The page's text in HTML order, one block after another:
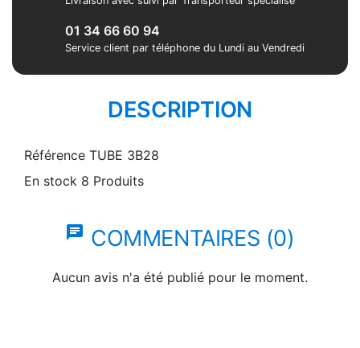
01 34 66 60 94
Service client par téléphone du Lundi au Vendredi
DESCRIPTION
Référence TUBE 3B28
En stock 8 Produits
chat COMMENTAIRES (0)
Aucun avis n'a été publié pour le moment.